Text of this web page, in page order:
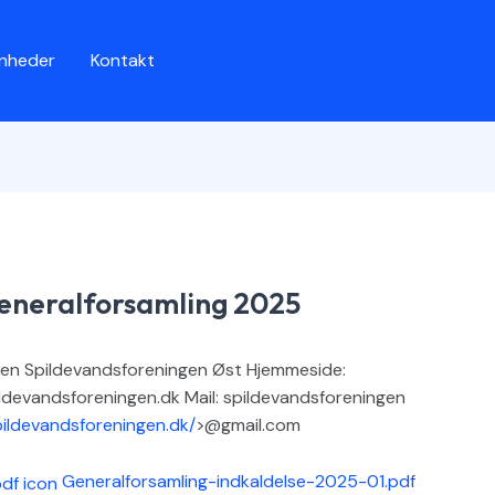
Kontakt
2025
Spildevandsforeningen Øst Hjemmeside:
Mail: spildevandsforeningen
>@gmail.com
Generalforsamling-indkaldelse-2025-01.pdf